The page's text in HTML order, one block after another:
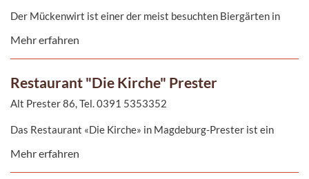
Der Mückenwirt ist einer der meist besuchten Biergärten in
Fährübergangs Buckau können Sie sich Tag für Tag verwöhnen
Mehr erfahren
Restaurant "Die Kirche" Prester
Alt Prester 86, Tel. 0391 5353352
Das Restaurant «Die Kirche» in Magdeburg-Prester ist ein
läuteten, sind Sie nun zum Verweilen und Genießen eingeladen.
Mehr erfahren